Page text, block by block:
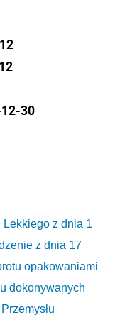
30
Lekkiego z dnia 1
z dnia 17
opakowaniami
dokonywanych